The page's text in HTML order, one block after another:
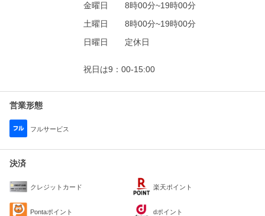
金曜日
8時00分~19時00分
土曜日
8時00分~19時00分
日曜日
定休日
祝日は9：00-15:00
営業形態
フルサービス
決済
クレジットカード 楽天ポイント
Pontaポイント dポイント